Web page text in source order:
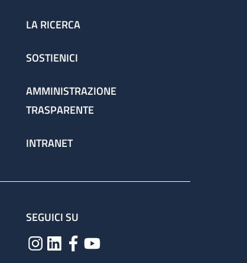
LA RICERCA
SOSTIENICI
AMMINISTRAZIONE
TRASPARENTE
INTRANET
SEGUICI SU